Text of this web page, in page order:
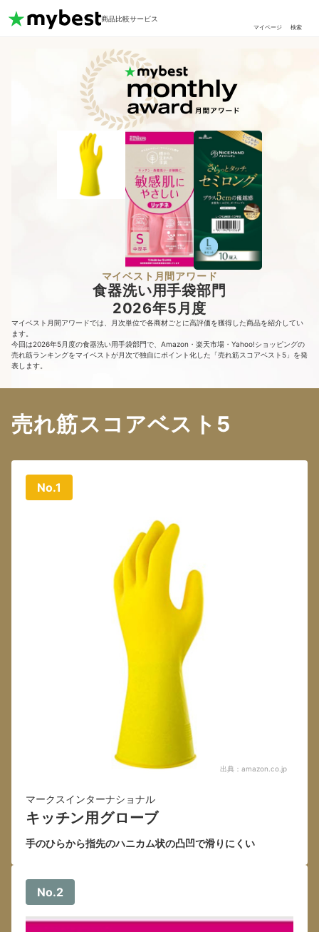
商品比較サービス
マイページ 検索
マイベスト月間アワード
食器洗い用手袋部門
2026年5月度
マイベスト月間アワードでは、月次単位で各商材ごとに高評価を獲得した商品を紹介してい
ます。
今回は2026年5月度の食器洗い用手袋部門で、Amazon・楽天市場・Yahoo!ショッピングの
売れ筋ランキングをマイベストが月次で独自にポイント化した「売れ筋スコアベスト5」を発
表します。
売れ筋スコアベスト5
No.1
出典： amazon.co.jp
マークスインターナショナル
キッチン用グローブ
手のひらから指先のハニカム状の凸凹で滑りにくい
No.2